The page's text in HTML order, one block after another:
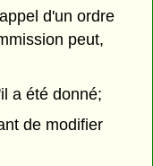
d'un ordre
peut,
a été donné;
de modifier